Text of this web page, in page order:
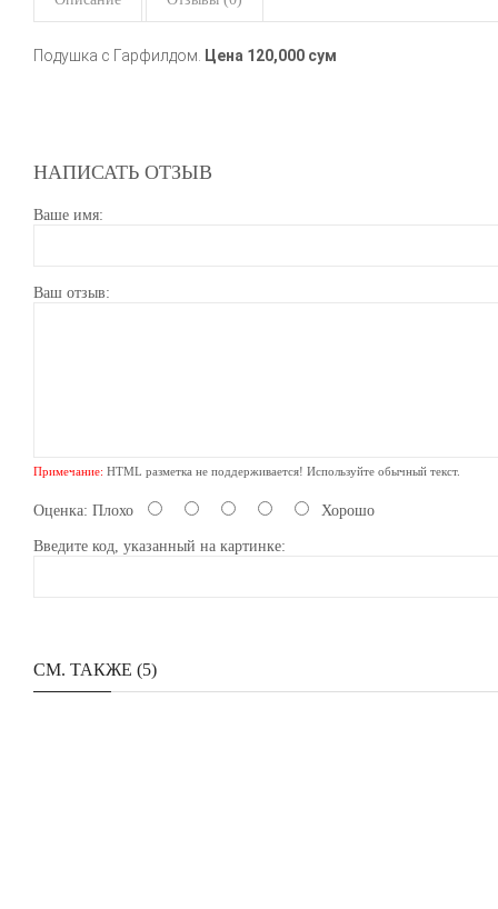
Подушка с Гарфилдом. Цена 120,000 сум
НАПИСАТЬ ОТЗЫВ
Ваше имя:
Ваш отзыв:
Примечание: HTML разметка не поддерживается! Используйте обычный текст.
Оценка: Плохо Хорошо
Введите код, указанный на картинке:
СМ. ТАКЖЕ (5)